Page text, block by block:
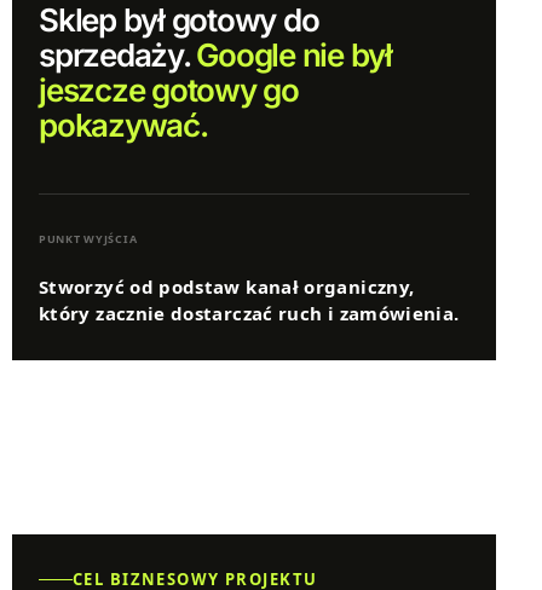
Sklep był gotowy do
sprzedaży.Google nie był
jeszcze gotowy go
pokazywać.
PUNKT WYJŚCIA
Stworzyć od podstaw kanał organiczny,
który zacznie dostarczać ruch i zamówienia.
CEL BIZNESOWY PROJEKTU